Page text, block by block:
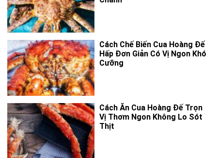
Cách Chế Biến Cua Hoàng Đế
Hấp Đơn Giản Có Vị Ngon Khó
Cưỡng
Cách Ăn Cua Hoàng Đế Trọn
Vị Thơm Ngon Không Lo Sót
Thịt